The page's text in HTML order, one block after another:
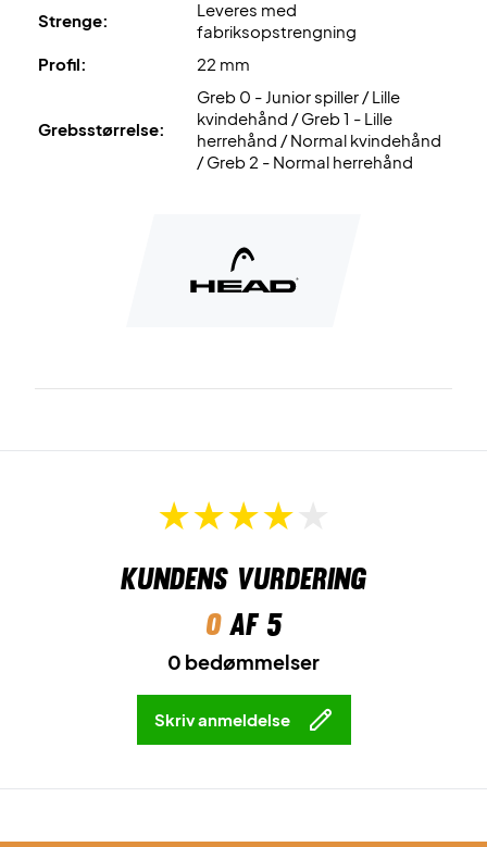
Desuden leveres den uden cover!
Strenge:
Leveres med
fabriksopstrengning
Profil:
22 mm
Grebsstørrelse:
Greb 0 - Junior spiller / Lille
kvindehånd / Greb 1 - Lille
herrehånd / Normal kvindehånd
/ Greb 2 - Normal herrehånd
Kundens vurdering
0af 5
0 bedømmelser
Skriv anmeldelse